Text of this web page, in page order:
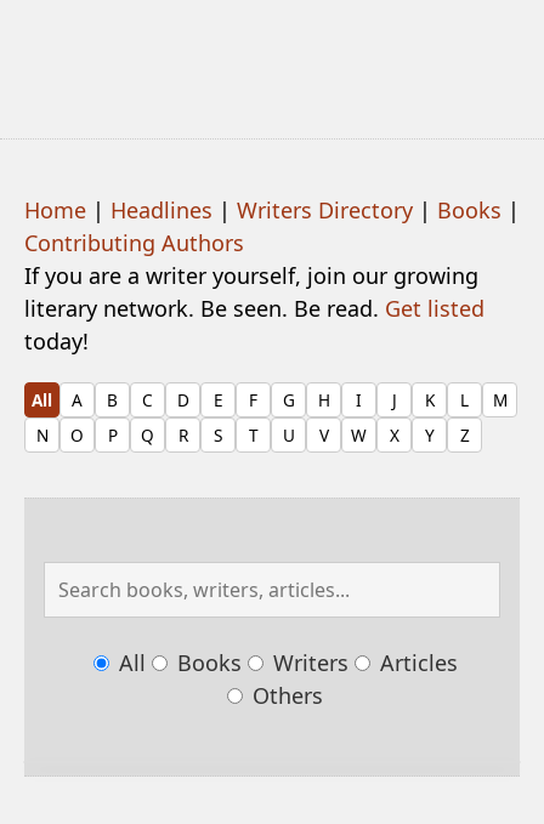
Home | Headlines | Writers Directory | Books |
Contributing Authors
If you are a writer yourself, join our growing
literary network. Be seen. Be read. Get listed
today!
All A B C D E F G H I J K L
M
N
O P Q R S T U V W X Y Z
All Books Writers
Articles
Others